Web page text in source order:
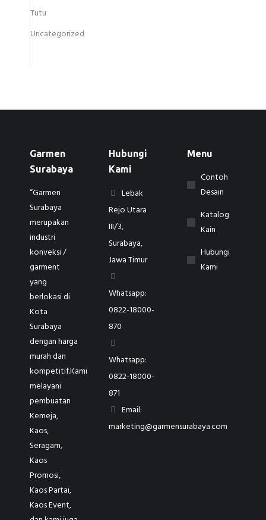
Tutu
Uncategorized
Garmen
Surabaya
“Garmen
Surabaya
merupakan
industri
konveksi /
garment
yang
berlokasi di
Kota
Surabaya
dengan harga
murah dan
kompetitif.Kami
melayani
pembuatan
Kemeja,
Kaos,
Seragam,
Kaos
Promosi,
Kaos Partai,
Kaos Event,
Hubungi
Kami
Lebak
Rejo Utara
III/3,
Surabaya,
Jawa Timur
Whatsapp:
0822-18000-
870
Whatsapp:
0822-18000-
871
Email:
marketing@garmensurabaya.com
Menu
Contoh
Desain
Katalog
Kain
Hubungi
Kami